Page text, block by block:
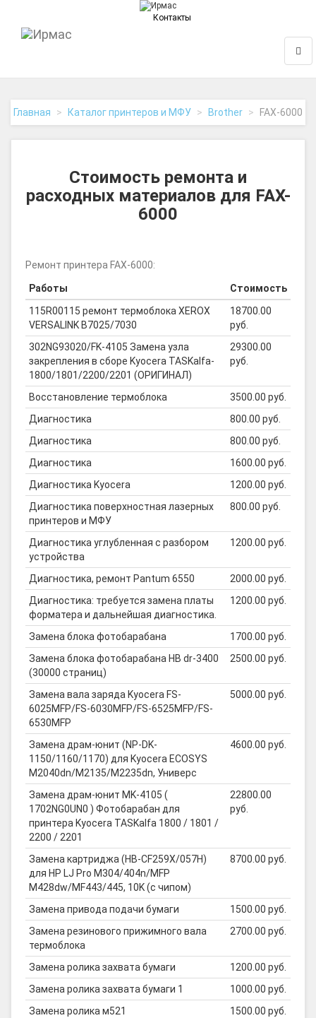
Контакты
Главная Каталог принтеров и МФУ Brother FAX-6000
Стоимость ремонта и
расходных материалов для FAX-
6000
Ремонт принтера FAX-6000:
Работы
Стоимость
115R00115 ремонт термоблока XEROX
VERSALINK B7025/7030
18700.00
руб.
302NG93020/FK-4105 Замена узла
закрепления в сборе Kyocera TASKalfa-
1800/1801/2200/2201 (ОРИГИНАЛ)
29300.00
руб.
Восстановление термоблока
3500.00 руб.
Диагностика
800.00 руб.
Диагностика
800.00 руб.
Диагностика
1600.00 руб.
Диагностика Kyocera
1200.00 руб.
Диагностика поверхностная лазерных
принтеров и МФУ
800.00 руб.
Диагностика углубленная с разбором
устройства
1200.00 руб.
Диагностика, ремонт Pantum 6550
2000.00 руб.
Диагностика: требуется замена платы
форматера и дальнейшая диагностика.
1200.00 руб.
Замена блока фотобарабана
1700.00 руб.
Замена блока фотобарабана HB dr-3400
(30000 страниц)
2500.00 руб.
Замена вала заряда Kyocera FS-
6025MFP/FS-6030MFP/FS-6525MFP/FS-
6530MFP
5000.00 руб.
Замена драм-юнит (NP-DK-
1150/1160/1170) для Kyocera ECOSYS
M2040dn/M2135/M2235dn, Универс
4600.00 руб.
Замена драм-юнит MK-4105 (
1702NG0UN0 ) Фотобарабан для
принтера Kyocera TASKalfa 1800 / 1801 /
2200 / 2201
22800.00
руб.
Замена картриджа (HB-CF259X/057H)
для HP LJ Pro M304/404n/MFP
M428dw/MF443/445, 10K (с чипом)
8700.00 руб.
Замена привода подачи бумаги
1500.00 руб.
Замена резинового прижимного вала
термоблока
2700.00 руб.
Замена ролика захвата бумаги
1200.00 руб.
Замена ролика захвата бумаги 1
1000.00 руб.
Замена ролика м521
1500.00 руб.